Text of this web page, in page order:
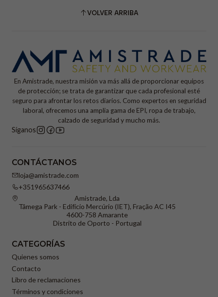
VOLVER ARRIBA
En Amistrade, nuestra misión va más allá de proporcionar equipos
de protección; se trata de garantizar que cada profesional esté
seguro para afrontar los retos diarios. Como expertos en seguridad
laboral, ofrecemos una amplia gama de EPI, ropa de trabajo,
calzado de seguridad y mucho más.
Síganos
CONTÁCTANOS
loja@amistrade.com
+351965637466
Amistrade, Lda
Tâmega Park - Edifício Mercúrio (IET), Fração AC I45
4600-758 Amarante
Distrito de Oporto - Portugal
CATEGORÍAS
Quienes somos
Contacto
Libro de reclamaciones
Términos y condiciones